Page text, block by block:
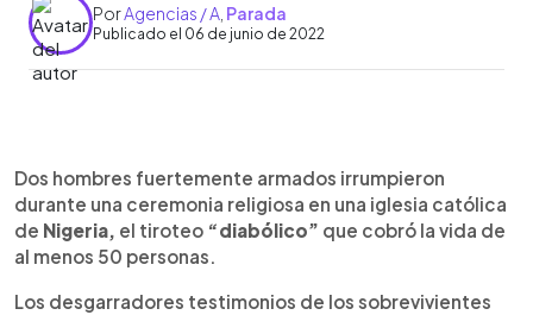
PorAgencias / A Parada
Publicado el 06 de junio de 2022
Escuchar artículo
Dos hombres fuertemente armados irrumpieron
durante una ceremonia religiosa en una iglesia católica
de Nigeria, el tiroteo “diabólico” que cobró la vida de
al menos 50 personas.
Los desgarradores testimonios de los sobrevivientes